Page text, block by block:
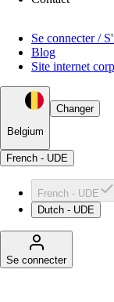
Se connecter /
Blog
Site internet
Belgium
Changer
French - UDE
French - UDE
Dutch - UDE
Se connecter